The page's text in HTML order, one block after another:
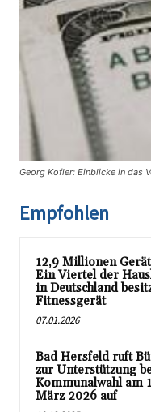
Georg Kofler: Einblicke in das
Empfohlen
12,9 Millionen
Ein Viertel der
in Deutschland
Fitnessgerät
07.01.2026
Bad Hersfeld ruft
zur Unterstützung
Kommunalwahl am
März 2026 auf